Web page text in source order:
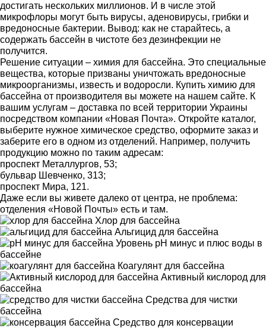
достигать нескольких миллионов. И в числе этой
микрофлоры могут быть вирусы, аденовирусы, грибки и
вредоносные бактерии. Вывод: как не старайтесь, а
содержать бассейн в чистоте без дезинфекции не
получится.
Решение ситуации – химия для бассейна. Это специальные
вещества, которые призваны уничтожать вредоносные
микроорганизмы, известь и водоросли. Купить химию для
бассейна от производителя вы можете на нашем сайте. К
вашим услугам – доставка по всей территории Украины
посредством компании «Новая Почта». Откройте каталог,
выберите нужное химическое средство, оформите заказ и
заберите его в одном из отделений. Например, получить
продукцию можно по таким адресам:
проспект Металлургов, 53;
бульвар Шевченко, 313;
проспект Мира, 121.
Даже если вы живете далеко от центра, не проблема:
отделения «Новой Почты» есть и там.
Хлор для бассейна
Альгицид для бассейна
Уровень pH минус и плюс воды в
бассейне
Коагулянт для бассейна
Активный кислород для
бассейна
Средства для чистки
бассейна
Средство для консервации